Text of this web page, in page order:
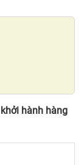
hành hàng